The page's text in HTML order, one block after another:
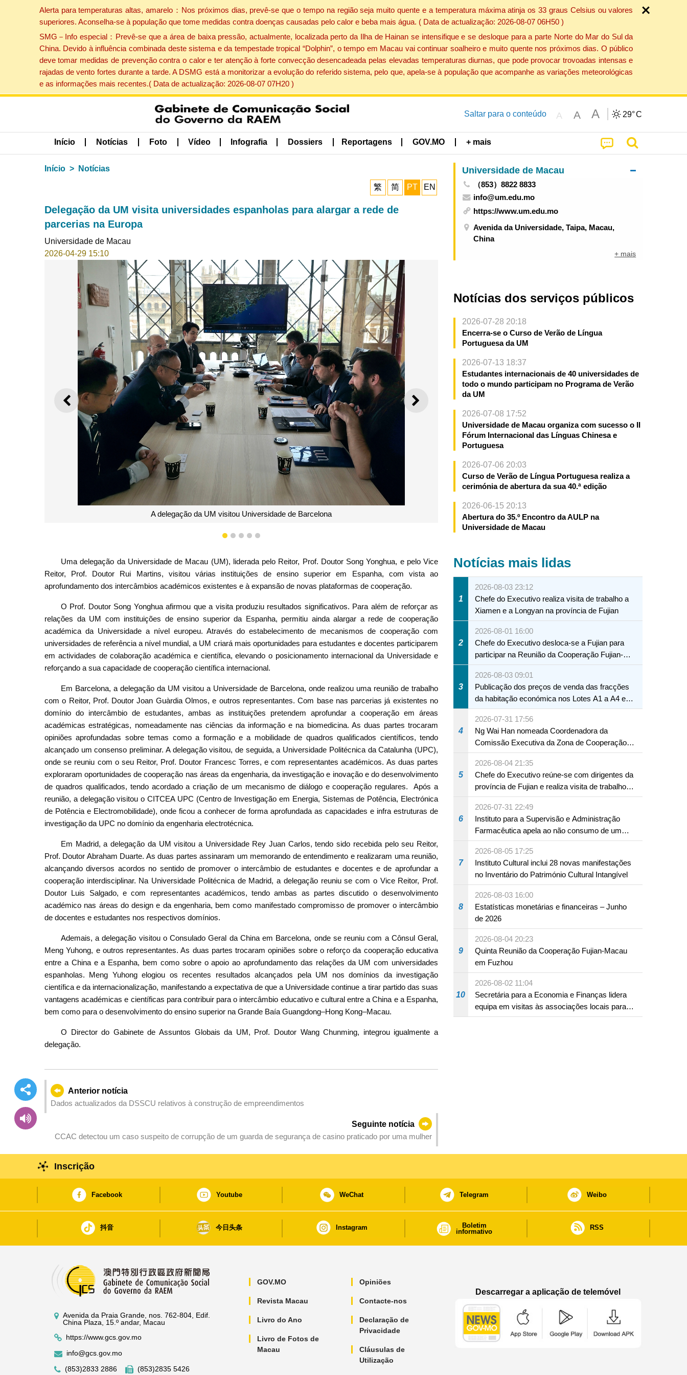
Alerta para temperaturas altas, amarelo：Nos próximos dias, prevê-se que o tempo na região seja muito quente e a temperatura máxima atinja os 33 graus Celsius ou valores
superiores. Aconselha-se à população que tome medidas contra doenças causadas pelo calor e beba mais água. ( Data de actualização: 2026-08-07 06H50 )
SMG－Info especial：Prevê-se que a área de baixa pressão, actualmente, localizada perto da Ilha de Hainan se intensifique e se desloque para a parte Norte do Mar do Sul da
China. Devido à influência combinada deste sistema e da tempestade tropical “Dolphin”, o tempo em Macau vai continuar soalheiro e muito quente nos próximos dias. O público
deve tomar medidas de prevenção contra o calor e ter atenção à forte convecção desencadeada pelas elevadas temperaturas diurnas, que pode provocar trovoadas intensas e
rajadas de vento fortes durante a tarde. A DSMG está a monitorizar a evolução do referido sistema, pelo que, apela-se à população que acompanhe as variações meteorológicas
e as informações mais recentes.( Data de actualização: 2026-08-07 07H20 )
Saltar para o conteúdo A A A 29°C
Início Notícias Foto Vídeo Infografia Dossiers Reportagens GOV.MO + mais
Início Notícias
繁 简 PT EN
Delegação da UM visita universidades espanholas para alargar a rede de
parcerias na Europa
Universidade de Macau
2026-04-29 15:10
ANTERIOR SEGUINTE
A delegação da UM visitou Universidade Politécnica da Catalunha
1 2 3 4 5
Uma delegação da Universidade de Macau (UM), liderada pelo Reitor, Prof. Doutor Song Yonghua, e pelo Vice
Reitor, Prof. Doutor Rui Martins, visitou várias instituições de ensino superior em Espanha, com vista ao
aprofundamento dos intercâmbios académicos existentes e à expansão de novas plataformas de cooperação.
O Prof. Doutor Song Yonghua afirmou que a visita produziu resultados significativos. Para além de reforçar as
relações da UM com instituições de ensino superior da Espanha, permitiu ainda alargar a rede de cooperação
académica da Universidade a nível europeu. Através do estabelecimento de mecanismos de cooperação com
universidades de referência a nível mundial, a UM criará mais oportunidades para estudantes e docentes participarem
em actividades de colaboração académica e científica, elevando o posicionamento internacional da Universidade e
reforçando a sua capacidade de cooperação científica internacional.
Em Barcelona, a delegação da UM visitou a Universidade de Barcelona, onde realizou uma reunião de trabalho
com o Reitor, Prof. Doutor Joan Guàrdia Olmos, e outros representantes. Com base nas parcerias já existentes no
domínio do intercâmbio de estudantes, ambas as instituições pretendem aprofundar a cooperação em áreas
académicas estratégicas, nomeadamente nas ciências da informação e na biomedicina. As duas partes trocaram
opiniões aprofundadas sobre temas como a formação e a mobilidade de quadros qualificados científicos, tendo
alcançado um consenso preliminar. A delegação visitou, de seguida, a Universidade Politécnica da Catalunha (UPC),
onde se reuniu com o seu Reitor, Prof. Doutor Francesc Torres, e com representantes académicos. As duas partes
exploraram oportunidades de cooperação nas áreas da engenharia, da investigação e inovação e do desenvolvimento
de quadros qualificados, tendo acordado a criação de um mecanismo de diálogo e cooperação regulares. Após a
reunião, a delegação visitou o CITCEA UPC (Centro de Investigação em Energia, Sistemas de Potência, Electrónica
de Potência e Electromobilidade), onde ficou a conhecer de forma aprofundada as capacidades e infra estruturas de
investigação da UPC no domínio da engenharia electrotécnica.
Em Madrid, a delegação da UM visitou a Universidade Rey Juan Carlos, tendo sido recebida pelo seu Reitor,
Prof. Doutor Abraham Duarte. As duas partes assinaram um memorando de entendimento e realizaram uma reunião,
alcançando diversos acordos no sentido de promover o intercâmbio de estudantes e docentes e de aprofundar a
cooperação interdisciplinar. Na Universidade Politécnica de Madrid, a delegação reuniu se com o Vice Reitor, Prof.
Doutor Luis Salgado, e com representantes académicos, tendo ambas as partes discutido o desenvolvimento
académico nas áreas do design e da engenharia, bem como manifestado compromisso de promover o intercâmbio
de docentes e estudantes nos respectivos domínios.
Ademais, a delegação visitou o Consulado Geral da China em Barcelona, onde se reuniu com a Cônsul Geral,
Meng Yuhong, e outros representantes. As duas partes trocaram opiniões sobre o reforço da cooperação educativa
entre a China e a Espanha, bem como sobre o apoio ao aprofundamento das relações da UM com universidades
espanholas. Meng Yuhong elogiou os recentes resultados alcançados pela UM nos domínios da investigação
científica e da internacionalização, manifestando a expectativa de que a Universidade continue a tirar partido das suas
vantagens académicas e científicas para contribuir para o intercâmbio educativo e cultural entre a China e a Espanha,
bem como para o desenvolvimento do ensino superior na Grande Baía Guangdong–Hong Kong–Macau.
O Director do Gabinete de Assuntos Globais da UM, Prof. Doutor Wang Chunming, integrou igualmente a
delegação.
Anterior notícia
Dados actualizados da DSSCU relativos à construção de empreendimentos
Seguinte notícia
CCAC detectou um caso suspeito de corrupção de um guarda de segurança de casino praticado por uma mulher
Universidade de Macau
（853）8822 8833
info@um.edu.mo
https://www.um.edu.mo
Avenida da Universidade, Taipa, Macau,
China
+ mais
Notícias dos serviços públicos
2026-07-28 20:18
Encerra-se o Curso de Verão de Língua
Portuguesa da UM
2026-07-13 18:37
Estudantes internacionais de 40 universidades de
todo o mundo participam no Programa de Verão
da UM
2026-07-08 17:52
Universidade de Macau organiza com sucesso o II
Fórum Internacional das Línguas Chinesa e
Portuguesa
2026-07-06 20:03
Curso de Verão de Língua Portuguesa realiza a
cerimónia de abertura da sua 40.ª edição
2026-06-15 20:13
Abertura do 35.º Encontro da AULP na
Universidade de Macau
Notícias mais lidas
1
2026-08-03 23:12
Chefe do Executivo realiza visita de trabalho a
Xiamen e a Longyan na província de Fujian
2
2026-08-01 16:00
Chefe do Executivo desloca-se a Fujian para
participar na Reunião da Cooperação Fujian-
Macau
3
2026-08-03 09:01
Publicação dos preços de venda das fracções
da habitação económica nos Lotes A1 a A4 e
A12 da Zona A dos Novos Aterros
4
2026-07-31 17:56
Ng Wai Han nomeada Coordenadora da
Comissão Executiva da Zona de Cooperação
Aprofundada entre Guangdong e Macau em
Hengqin
5
2026-08-04 21:35
Chefe do Executivo reúne-se com dirigentes da
província de Fujian e realiza visita de trabalho
em Fuzhou
6
2026-07-31 22:49
Instituto para a Supervisão e Administração
Farmacêutica apela ao não consumo de um
produto com substâncias medicamentosas
ocidentais
7
2026-08-05 17:25
Instituto Cultural inclui 28 novas manifestações
no Inventário do Património Cultural Intangível
8
2026-08-03 16:00
Estatísticas monetárias e financeiras – Junho
de 2026
9
2026-08-04 20:23
Quinta Reunião da Cooperação Fujian-Macau
em Fuzhou
10
2026-08-02 11:04
Secretária para a Economia e Finanças lidera
equipa em visitas às associações locais para
consolidar consensos e promover os trabalhos
Inscrição
Facebook Youtube WeChat Telegram Weibo
抖音 今日头条 Instagram
Boletim
informativo
RSS
Avenida da Praia Grande, nos. 762-804, Edif.
China Plaza, 15.º andar, Macau
https://www.gcs.gov.mo
info@gcs.gov.mo
(853)2833 2886
(853)2835 5426
GOV.MO
Revista Macau
Livro do Ano
Livro de Fotos de
Macau
Opiniões
Contacte-nos
Declaração de
Privacidade
Cláusulas de
Utilização
Descarregar a aplicação de telemóvel